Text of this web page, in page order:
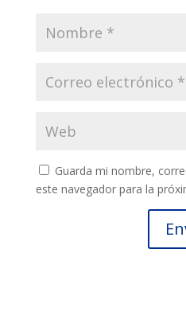
Guarda mi nombre,
este navegador para la